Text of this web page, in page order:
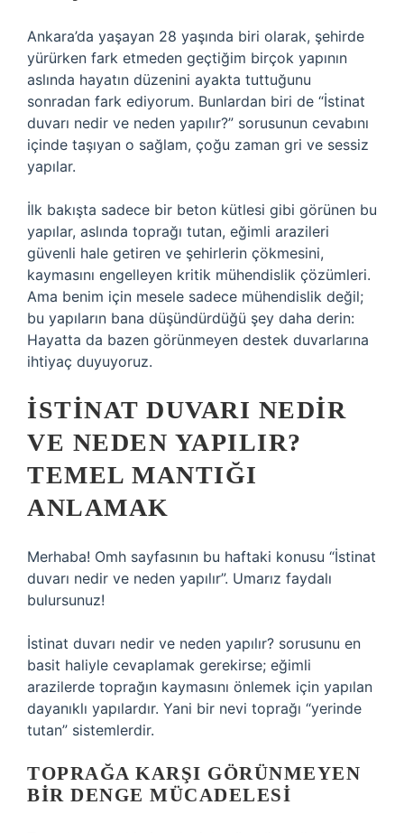
Ankara’da yaşayan 28 yaşında biri olarak, şehirde
yürürken fark etmeden geçtiğim birçok yapının
aslında hayatın düzenini ayakta tuttuğunu
sonradan fark ediyorum. Bunlardan biri de “İstinat
duvarı nedir ve neden yapılır?” sorusunun cevabını
içinde taşıyan o sağlam, çoğu zaman gri ve sessiz
yapılar.
İlk bakışta sadece bir beton kütlesi gibi görünen bu
yapılar, aslında toprağı tutan, eğimli arazileri
güvenli hale getiren ve şehirlerin çökmesini,
kaymasını engelleyen kritik mühendislik çözümleri.
Ama benim için mesele sadece mühendislik değil;
bu yapıların bana düşündürdüğü şey daha derin:
Hayatta da bazen görünmeyen destek duvarlarına
ihtiyaç duyuyoruz.
İSTINAT DUVARI NEDIR
VE NEDEN YAPILIR?
TEMEL MANTIĞI
ANLAMAK
Merhaba! Omh sayfasının bu haftaki konusu “İstinat
duvarı nedir ve neden yapılır”. Umarız faydalı
bulursunuz!
İstinat duvarı nedir ve neden yapılır? sorusunu en
basit haliyle cevaplamak gerekirse; eğimli
arazilerde toprağın kaymasını önlemek için yapılan
dayanıklı yapılardır. Yani bir nevi toprağı “yerinde
tutan” sistemlerdir.
TOPRAĞA KARŞI GÖRÜNMEYEN
BIR DENGE MÜCADELESI